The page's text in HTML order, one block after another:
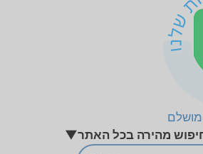
מהירה בכל האתר▼